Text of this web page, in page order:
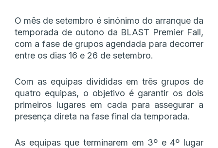
O mês de setembro é sinónimo do arranque da
temporada de outono da BLAST Premier Fall,
com a fase de grupos agendada para decorrer
entre os dias 16 e 26 de setembro.
Com as equipas divididas em três grupos de
quatro equipas, o objetivo é garantir os dois
primeiros lugares em cada para assegurar a
presença direta na fase final da temporada.
As equipas que terminarem em 3º e 4º lugar